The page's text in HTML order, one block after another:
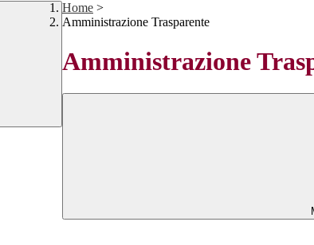
Home >
Amministrazione Trasparente
Amministrazione